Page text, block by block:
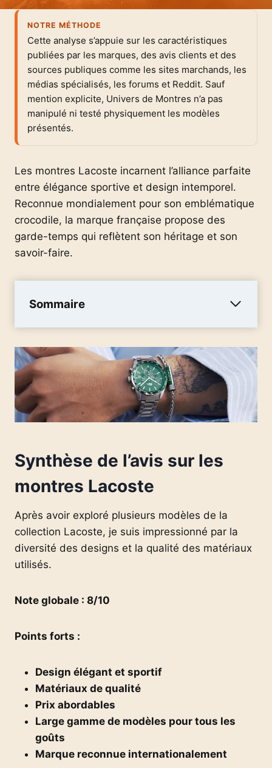
NOTRE MÉTHODE
Cette analyse s’appuie sur les caractéristiques
publiées par les marques, des avis clients et des
sources publiques comme les sites marchands, les
médias spécialisés, les forums et Reddit. Sauf
mention explicite, Univers de Montres n’a pas
manipulé ni testé physiquement les modèles
présentés.
Les montres Lacoste incarnent l’alliance parfaite
entre élégance sportive et design intemporel.
Reconnue mondialement pour son emblématique
crocodile, la marque française propose des
garde-temps qui reflètent son héritage et son
savoir-faire.
Sommaire
Synthèse de l’avis sur les
montres Lacoste
Après avoir exploré plusieurs modèles de la
collection Lacoste, je suis impressionné par la
diversité des designs et la qualité des matériaux
utilisés.
Note globale : 8/10
Points forts :
Design élégant et sportif
Matériaux de qualité
Prix abordables
Large gamme de modèles pour tous les
goûts
Marque reconnue internationalement